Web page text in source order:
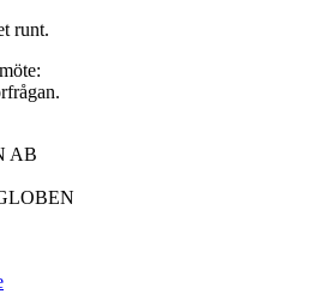
runt.
AB